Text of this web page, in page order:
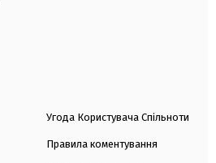
Угода Користувача Спільноти
Правила коментування